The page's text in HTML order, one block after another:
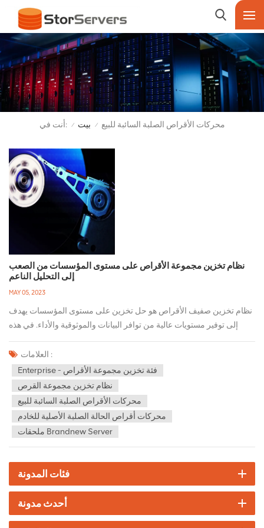
أنت في: / بيت / محركات الأقراص الصلبة السائبة للبيع
نظام تخزين مجموعة الأقراص على مستوى المؤسسات من الصعب
إلى التحليل الناعم
MAY 05, 2023
نظام تخزين صفيف الأقراص هو حل تخزين على مستوى المؤسسات يهدف
إلى توفير مستويات عالية من توافر البيانات والموثوقية والأداء. في هذه
المقالة ، سنقوم بتحليل المكونات المختلفة لنظام تخزين مجموعة الأقراص
من الجوانب الصعبة إلى الجوانب اللينة. تشير الجوانب الصعبة إلى مكونات
الأجهزة التي تشكل نظام مجموعة الأقراص. وتشمل هذه: 1. الأقراص:
الأقراص هي وسيط التخزين الأساسي في نظام مجموعة الأقراص. تم
تصميم الأقراص من فئة المؤسسات للاستخدام الشاق وهي موثوقة للغاية
ومعدل فشل منخفض. غالبًا ما يتم إنشاء هذه الأقراص بميزات متقدمة مثل
الرؤوس المتعددة وآليات تصحيح الأخطاء المتقدمة وتخميد الاهتزاز لضمان
أقصى قدر من الموثوقية والأداء. 2. وحدات التحكم: وحدات التحكم هي
مع وظائف مثل عمليات نقل البيانات ، غارة الإدارة وإدارة ذاكرة التخزين
المؤقت. تم تجهيز وحدات التحكم المتطورة بمكونات زائدة عن الحاجة مثل
مزدوج وحدة المعالجة المركزيةs وإمدادات الطاقة وواجهات الشبكة لضمان
أقصى وقت تشغيل وتوافر البيانات. 3. العبوات: تحتوي العبوات على
الأقراص وأجهزة التحكم وتوفر الاستقرار البيئي والطاقة والتبريد للأقراص.
العلامات :
Enterprise - فئة تخزين مجموعة الأقراص
نظام تخزين مجموعة القرص
محركات الأقراص الصلبة السائبة للبيع
محركات أقراص الحالة الصلبة الأصلية للخادم
ملحقات Brandnew Server
فئات المدونة
أحدث مدونة